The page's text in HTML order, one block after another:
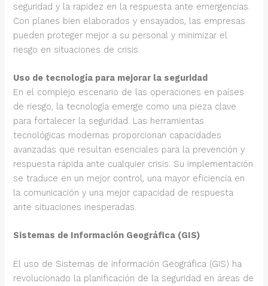
seguridad y la rapidez en la respuesta ante emergencias.
Con planes bien elaborados y ensayados, las empresas
pueden proteger mejor a su personal y minimizar el
riesgo en situaciones de crisis.
Uso de tecnología para mejorar la seguridad
En el complejo escenario de las operaciones en países
de riesgo, la tecnología emerge como una pieza clave
para fortalecer la seguridad. Las herramientas
tecnológicas modernas proporcionan capacidades
avanzadas que resultan esenciales para la prevención y
respuesta rápida ante cualquier crisis. Su implementación
se traduce en un mejor control, una mayor eficiencia en
la comunicación y una mejor capacidad de respuesta
ante situaciones inesperadas.
Sistemas de Información Geográfica (GIS)
El uso de Sistemas de Información Geográfica (GIS) ha
revolucionado la planificación de la seguridad en áreas de